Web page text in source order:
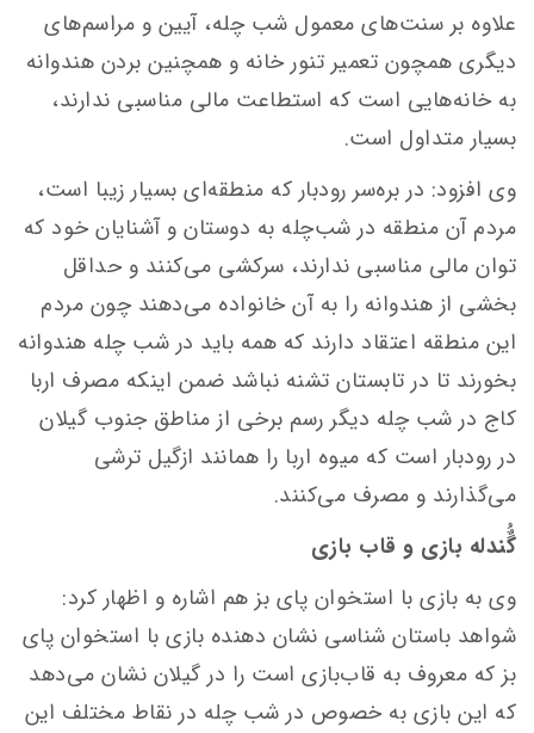
علاوه بر سنت‌های معمول شب چله، آیین و مراسم‌های
دیگری همچون تعمیر تنور خانه و همچنین بردن هندوانه
به خانه‌هایی است که استطاعت مالی مناسبی ندارند،
بسیار متداول است.
وی افزود: در بره‌سر رودبار که منطقه‌ای بسیار زیبا است،
مردم آن منطقه در شب‌چله به دوستان و آشنایان خود که
توان مالی مناسبی ندارند، سرکشی می‌کنند و حداقل
بخشی از هندوانه را به آن خانواده می‌دهند چون مردم
این منطقه اعتقاد دارند که همه باید در شب چله هندوانه
بخورند تا در تابستان تشنه نباشد ضمن اینکه مصرف اربا
کاج در شب چله دیگر رسم برخی از مناطق جنوب گیلان
در رودبار است که میوه اربا را همانند ازگیل ترشی
می‌گذارند و مصرف می‌کنند.
گٌُندله بازی و قاب بازی
وی به بازی با استخوان پای بز هم اشاره و اظهار کرد:
شواهد باستان شناسی نشان دهنده بازی با استخوان پای
بز که معروف به قاب‌بازی است را در گیلان نشان می‌دهد
که این بازی به خصوص در شب چله در نقاط مختلف این